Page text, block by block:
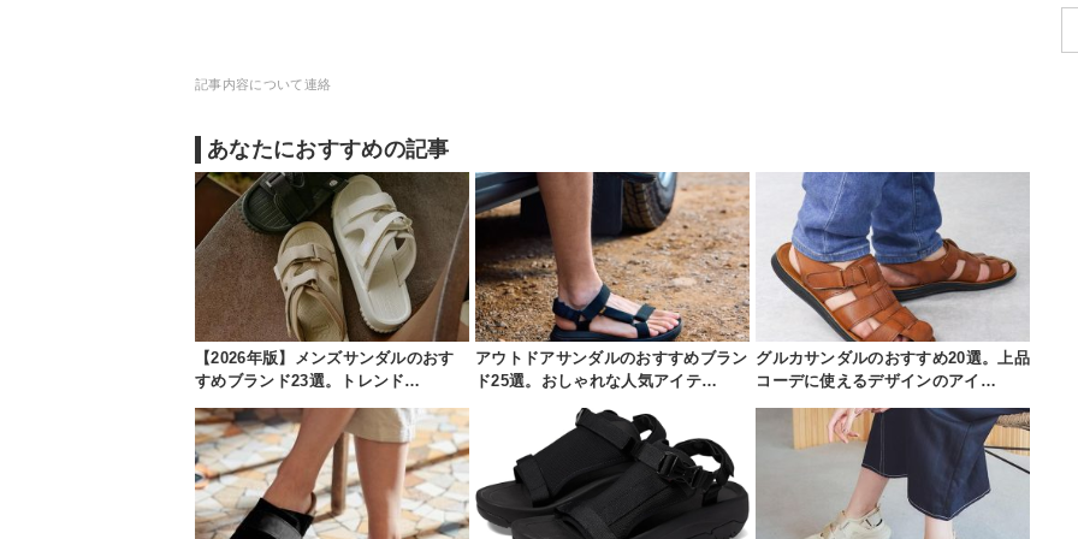
記事内容について連絡
あなたにおすすめの記事
【2026年版】メンズサンダルのおす
すめブランド23選。トレンド…
アウトドアサンダルのおすすめブラン
ド25選。おしゃれな人気アイテ…
グルカサンダルのおすすめ20選。上品
コーデに使えるデザインのアイ…